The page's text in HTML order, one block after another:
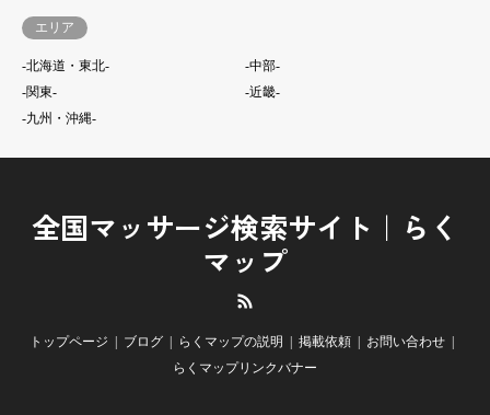
エリア
-北海道・東北-
-中部-
-関東-
-近畿-
-九州・沖縄-
全国マッサージ検索サイト｜らく
マップ
トップページ ブログ らくマップの説明 掲載依頼
お問い合わせ
らくマップリンクバナー